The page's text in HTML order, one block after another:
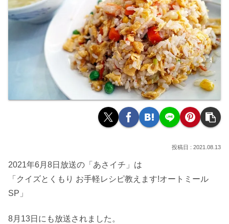
2021.08.13
2021年6月8日放送の「あさイチ」は
「クイズとくもり お手軽レシピ教えます!オートミール
SP」
8月13日にも放送されました。